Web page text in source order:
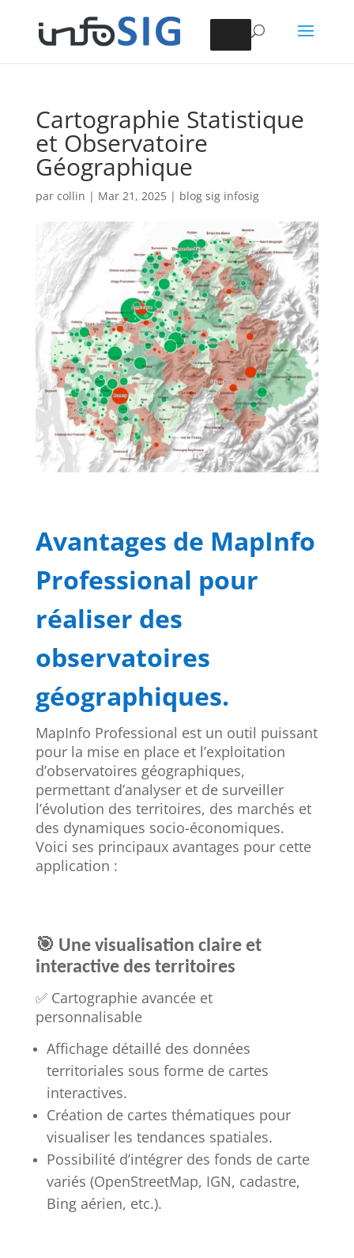
Cartographie Statistique
et Observatoire
Géographique
par collin | Mar 21, 2025| blog sig infosig
Avantages de MapInfo
Professional pour
réaliser des
observatoires
géographiques.
MapInfo Professional est un outil puissant
pour la mise en place et l’exploitation
d’observatoires géographiques,
permettant d’analyser et de surveiller
l’évolution des territoires, des marchés et
des dynamiques socio-économiques.
Voici ses principaux avantages pour cette
application :
🎯 Une visualisation claire et
interactive des territoires
✅ Cartographie avancée et
personnalisable
Affichage détaillé des données
territoriales sous forme de cartes
interactives.
Création de cartes thématiques pour
visualiser les tendances spatiales.
Possibilité d’intégrer des fonds de carte
variés (OpenStreetMap, IGN, cadastre,
Bing aérien, etc.).